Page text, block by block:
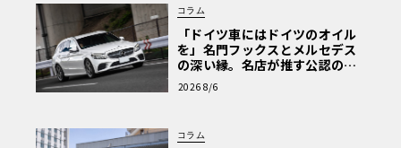
コラム
「ドイツ車にはドイツのオイル
を」名門フックスとメルセデス
の深い縁。名店が推す公認の安
心と、Cクラスで味わうシルキー
な走り〈PR〉
2026 8/6
コラム